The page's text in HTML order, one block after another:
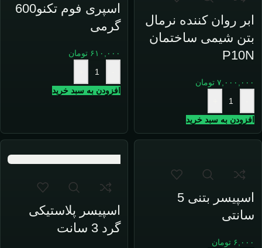
ابر روان کننده نرمال
بتن شیمی ساختمان
P10N
۷,۰۰۰,۰۰۰ تومان
افزودن به سبد خرید
اسپری فوم تکنو600
گرمی
۶۱۰,۰۰۰ تومان
افزودن به سبد خرید
اسپیسر بتنی 5
سانتی
۶,۰۰۰ تومان
اسپیسر پلاستیکی
گرد 3 سانت